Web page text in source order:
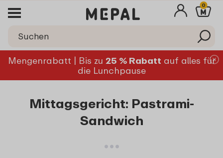
0
Mengenrabatt | Bis zu 25 % Rabatt auf alles für
die Lunchpause
Mittagsgericht: Pastrami-
Sandwich